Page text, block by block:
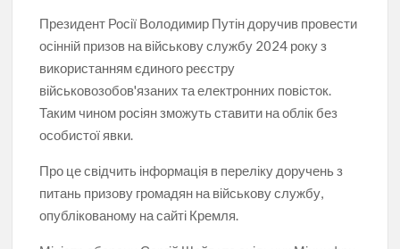
Президент Росії Володимир Путін доручив провести
осінній призов на військову службу 2024 року з
використанням єдиного реєстру
військовозобов'язаних та електронних повісток.
Таким чином росіян зможуть ставити на облік без
особистої явки.
Про це свідчить інформація в переліку доручень з
питань призову громадян на військову службу,
опублікованому на сайті Кремля.